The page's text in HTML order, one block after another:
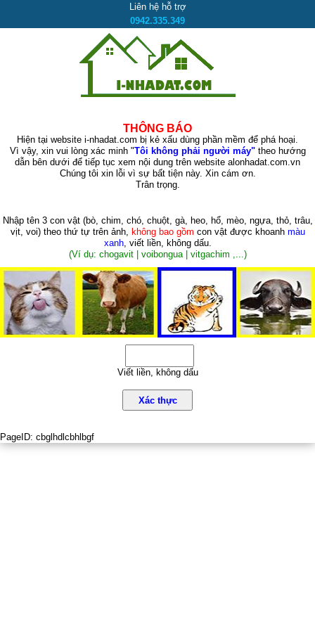
Liên hệ hỗ trợ
0942.335.349
THÔNG BÁO
Hiện tại website i-nhadat.com bị kẻ xấu dùng phần mềm để phá hoại.
Vì vậy, xin vui lòng xác minh "Tôi không phải người máy"theo hướng
dẫn bên dưới để tiếp tục xem nội dung trên website alonhadat.com.vn
Chúng tôi xin lỗi vì sự bất tiện này. Xin cám ơn.
Trân trọng.
Nhập tên 3 con vật (bò, chim, chó, chuột, gà, heo, hổ, mèo, ngựa, thỏ, trâu,
vịt, voi)theo thứ tự trên ảnh, không bao gồm con vật được khoanh màu
xanh, viết liền, không dấu.
(Ví dụ: chogavit | voibongua | vitgachim ,...)
Viết liền, không dấu
Xác thực
PageID: cbglhdlcbhlbgf